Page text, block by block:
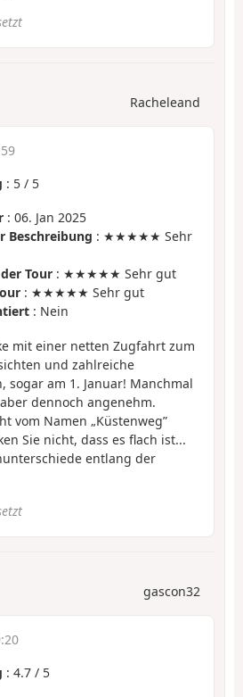
Racheleand
: 5 / 5
: 06. Jan 2025
Beschreibung : ★★★★★ Sehr
Tour : ★★★★★ Sehr gut
: ★★★★★ Sehr gut
: Nein
mit einer netten Zugfahrt zum
und zahlreiche
sogar am 1. Januar! Manchmal
dennoch angenehm.
vom Namen „Küstenweg”
Sie nicht, dass es flach ist...
entlang der
gascon32
: 4.7 / 5